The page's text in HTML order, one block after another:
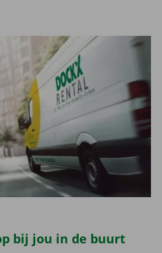
bij jou in de buurt